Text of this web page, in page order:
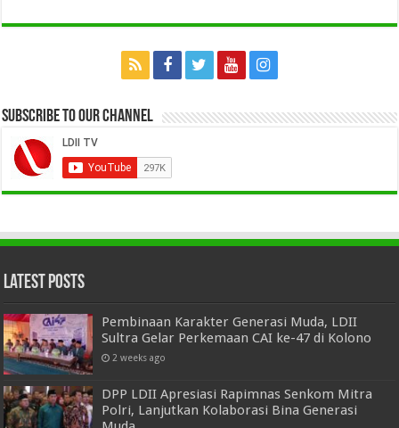
Subscribe to our Channel
Latest Posts
Pembinaan Karakter Generasi Muda, LDII
Sultra Gelar Perkemaan CAI ke-47 di Kolono
2 weeks ago
DPP LDII Apresiasi Rapimnas Senkom Mitra
Polri, Lanjutkan Kolaborasi Bina Generasi